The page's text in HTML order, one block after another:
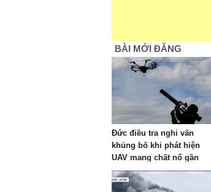
BÀI MỚI ĐĂNG
Đức điều tra nghi vấn
khủng bố khi phát hiện
UAV mang chất nổ gần
máy bay Ukraine